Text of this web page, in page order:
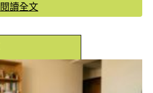
閱讀全文